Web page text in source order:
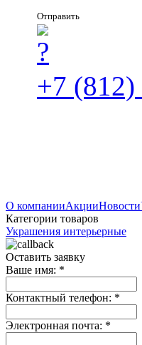
Отправить
+7
О компанииАкцииНовости
Категории товаров
Украшения интерьерные
Оставить заявку
Ваше имя: *
Контактный телефон: *
Электронная почта: *